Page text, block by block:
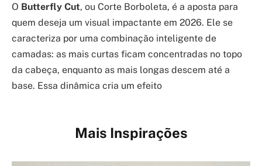
O Butterfly Cut, ou Corte Borboleta, é a aposta para
quem deseja um visual impactante em 2026. Ele se
caracteriza por uma combinação inteligente de
camadas: as mais curtas ficam concentradas no topo
da cabeça, enquanto as mais longas descem até a
base. Essa dinâmica cria um efeito
Mais Inspirações